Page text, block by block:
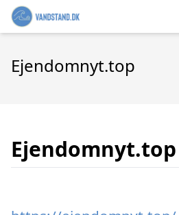
Ejendomnyt.top
Ejendomnyt.top